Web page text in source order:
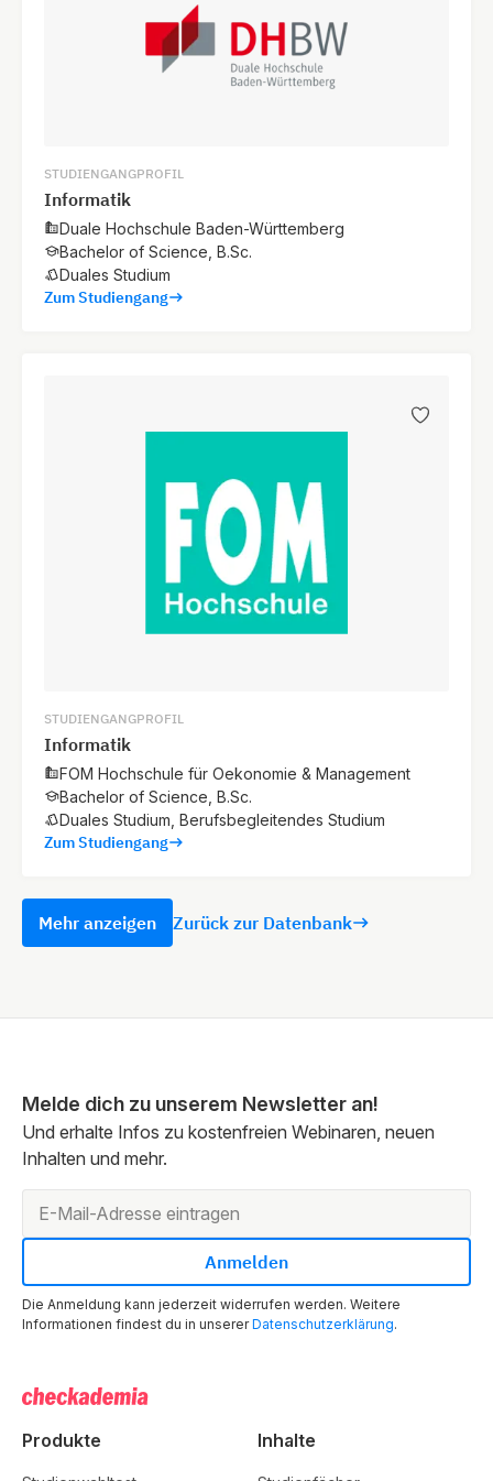
STUDIENGANGPROFIL
Informatik
Duale Hochschule Baden-Württemberg
Bachelor of Science, B.Sc.
Duales Studium
Zum Studiengang
STUDIENGANGPROFIL
Informatik
FOM Hochschule für Oekonomie & Management
Bachelor of Science, B.Sc.
Duales Studium, Berufsbegleitendes Studium
Zum Studiengang
Mehr anzeigen Zurück zur Datenbank
Melde dich zu unserem Newsletter an!
Und erhalte Infos zu kostenfreien Webinaren, neuen
Inhalten und mehr.
Die Anmeldung kann jederzeit widerrufen werden. Weitere
Informationen findest du in unsererDatenschutzerklärung.
Produkte Inhalte